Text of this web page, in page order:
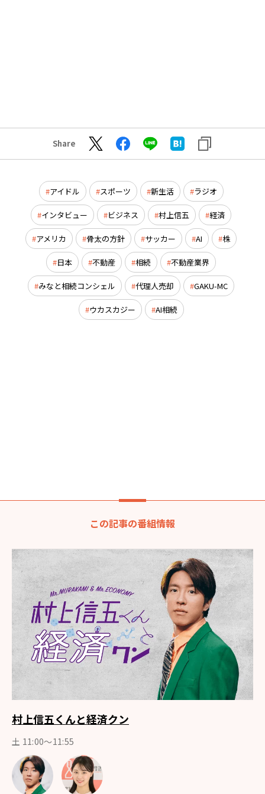
Share
アイドル スポーツ 新生活 ラジオ
インタビュー ビジネス 村上信五 経済
アメリカ 骨太の方針 サッカー AI 株
日本 不動産 相続 不動産業界
みなと相続コンシェル 代理人売却 GAKU-MC
ウカスカジー AI相続
この記事の番組情報
村上信五くんと経済クン
土 11:00～11:55